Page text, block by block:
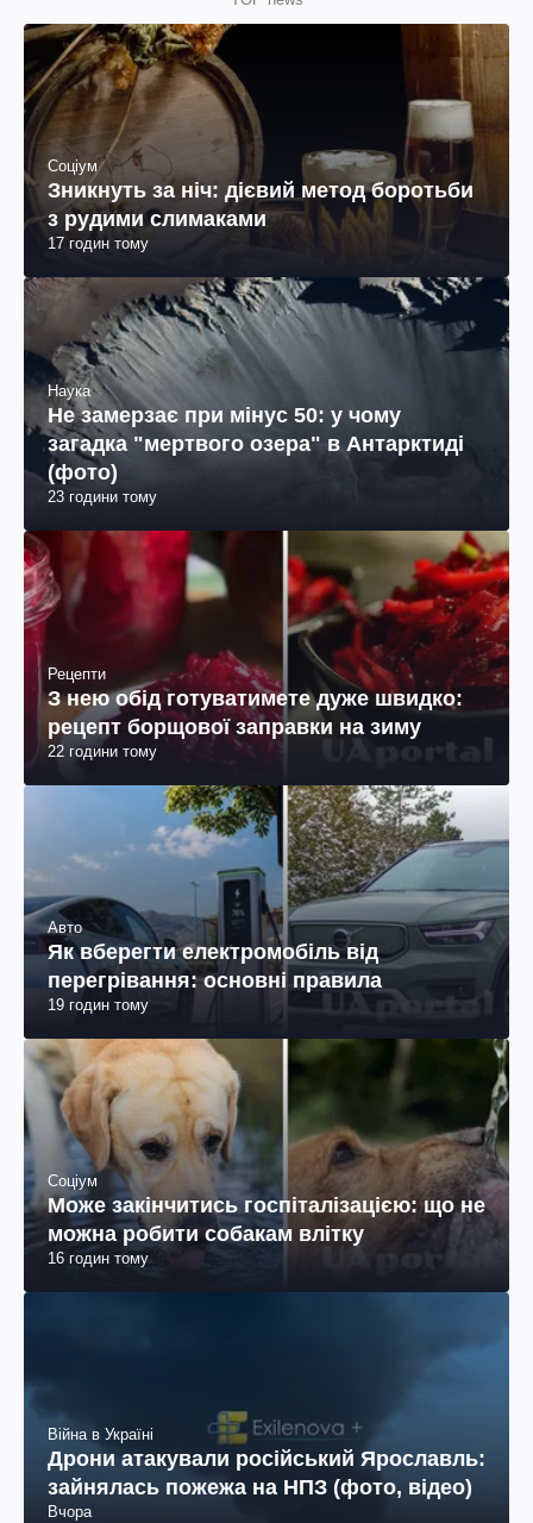
Соціум
Зникнуть за ніч: дієвий метод боротьби
з рудими слимаками
17 годин тому
Наука
Не замерзає при мінус 50: у чому
загадка "мертвого озера" в Антарктиді
(фото)
23 години тому
Рецепти
З нею обід готуватимете дуже швидко:
рецепт борщової заправки на зиму
22 години тому
Авто
Як вберегти електромобіль від
перегрівання: основні правила
19 годин тому
Соціум
Може закінчитись госпіталізацією: що не
можна робити собакам влітку
16 годин тому
Війна в Україні
Дрони атакували російський Ярославль:
зайнялась пожежа на НПЗ (фото, відео)
Вчора